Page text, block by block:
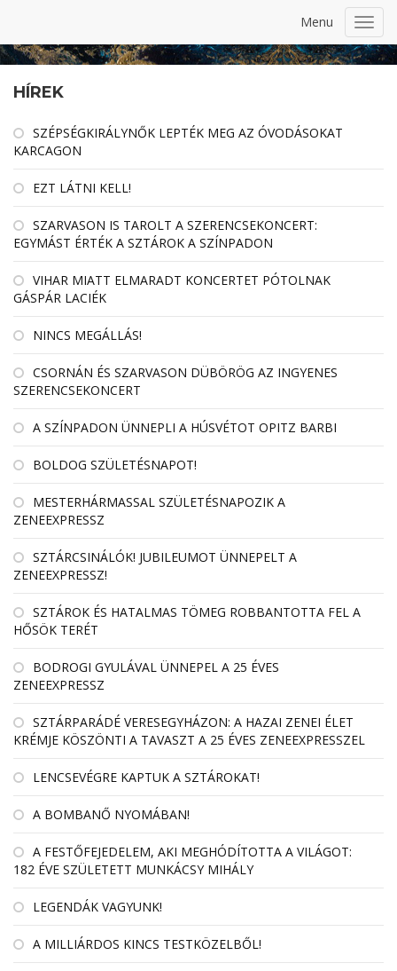
Menu
HÍREK
SZÉPSÉGKIRÁLYNŐK LEPTÉK MEG AZ ÓVODÁSOKAT
KARCAGON
EZT LÁTNI KELL!
SZARVASON IS TAROLT A SZERENCSEKONCERT:
EGYMÁST ÉRTÉK A SZTÁROK A SZÍNPADON
VIHAR MIATT ELMARADT KONCERTET PÓTOLNAK
GÁSPÁR LACIÉK
NINCS MEGÁLLÁS!
CSORNÁN ÉS SZARVASON DÜBÖRÖG AZ INGYENES
SZERENCSEKONCERT
A SZÍNPADON ÜNNEPLI A HÚSVÉTOT OPITZ BARBI
BOLDOG SZÜLETÉSNAPOT!
MESTERHÁRMASSAL SZÜLETÉSNAPOZIK A
ZENEEXPRESSZ
SZTÁRCSINÁLÓK! JUBILEUMOT ÜNNEPELT A
ZENEEXPRESSZ!
SZTÁROK ÉS HATALMAS TÖMEG ROBBANTOTTA FEL A
HŐSÖK TERÉT
BODROGI GYULÁVAL ÜNNEPEL A 25 ÉVES
ZENEEXPRESSZ
SZTÁRPARÁDÉ VERESEGYHÁZON: A HAZAI ZENEI ÉLET
KRÉMJE KÖSZÖNTI A TAVASZT A 25 ÉVES ZENEEXPRESSZEL
LENCSEVÉGRE KAPTUK A SZTÁROKAT!
A BOMBANŐ NYOMÁBAN!
A FESTŐFEJEDELEM, AKI MEGHÓDÍTOTTA A VILÁGOT:
182 ÉVE SZÜLETETT MUNKÁCSY MIHÁLY
LEGENDÁK VAGYUNK!
A MILLIÁRDOS KINCS TESTKÖZELBŐL!